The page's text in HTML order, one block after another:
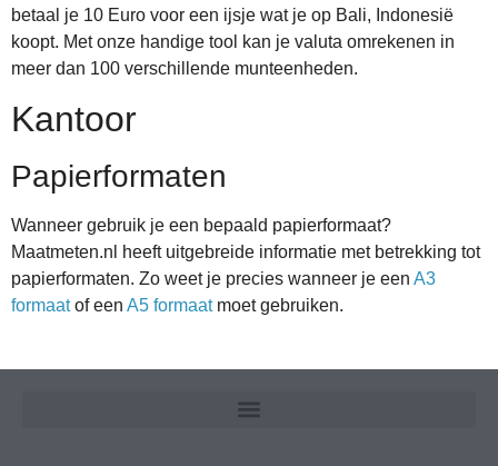
betaal je 10 Euro voor een ijsje wat je op Bali, Indonesië
koopt. Met onze handige tool kan je valuta omrekenen in
meer dan 100 verschillende munteenheden.
Kantoor
Papierformaten
Wanneer gebruik je een bepaald papierformaat?
Maatmeten.nl heeft uitgebreide informatie met betrekking tot
papierformaten. Zo weet je precies wanneer je een A3
formaatof een A5 formaatmoet gebruiken.